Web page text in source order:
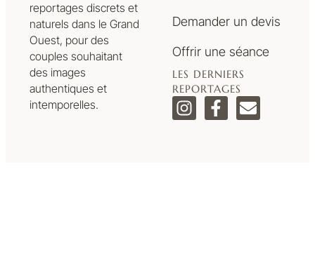
reportages discrets et
naturels dans le Grand
Ouest, pour des
couples souhaitant
des images
authentiques et
intemporelles.
Demander un devis
Offrir une séance
LES DERNIERS
REPORTAGES